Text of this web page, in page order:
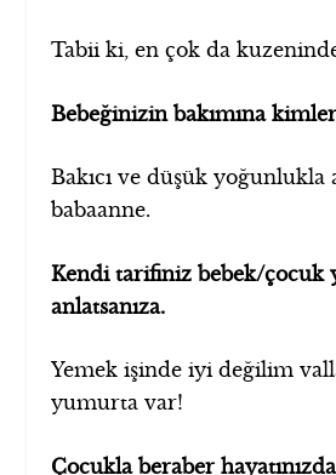
Tabii ki, en çok da
Bebeğinizin bakımına
Bakıcı ve düşük yoğunlukla
babaanne.
Kendi tarifiniz bebek/çocuk
anlatsanıza.
Yemek işinde iyi değilim
yumurta var!
Çocukla beraber